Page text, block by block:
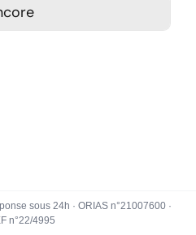
sous 24h · ORIAS n°21007600 ·
n°22/4995